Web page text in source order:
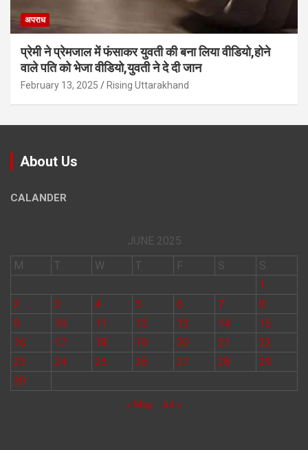
अपराध
प्रेमी ने प्रेमजाल में फंसाकर युवती की बना लिया वीडियो,होने
वाले पत‍ि को भेजा वीड‍ियो,युवती ने दे दी जान
February 13, 2025 Rising Uttarakhand
About Us
CALANDER
JUNE 2025
M
T W T F S
S
1
2
3 4 5 6 7
8
9
10 11 12 13 14
15
16
17 18 19 20 21
22
23
24 25 26 27 28
29
30
« May Jul »